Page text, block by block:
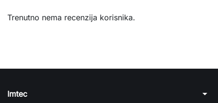
Trenutno nema recenzija korisnika.
Imtec arrow_drop_down